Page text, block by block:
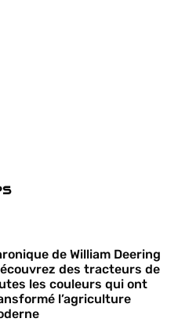
de William Deering
des tracteurs de
les couleurs qui ont
l’agriculture